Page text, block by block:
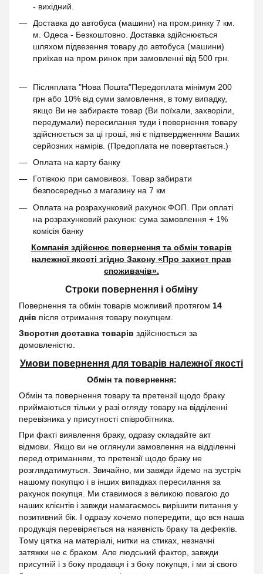
- вихідний.
Доставка до автобуса (машини) на пром.ринку 7 км.
м. Одеса - Безкоштовно. Доставка здійснюється
шляхом підвезення товару до автобуса (машини)
приїхав на пром.ринок при замовленні від 500 грн.
Післяплата "Нова Пошта"Передоплата мінімум 200
грн або 10% від суми замовлення, в тому випадку,
якщо Ви не забираєте товар (Ви поїхали, захворіли,
передумали) пересилання туди і повернення товару
здійснюється за ці гроші, які є підтвердженням Ваших
серйозних намірів. (Предоплата не повертається.)
Оплата на карту банку
Готівкою при самовивозі. Товар забирати
безпосередньо з магазину на 7 км
Оплата на розрахунковий рахунок ФОП. При оплаті
на розрахунковий рахунок: сума замовлення + 1%
комісія банку
Компанія здійснює повернення та обмін товарів
належної якості згідно Закону «Про захист прав
споживачів».
Строки повернення і обміну
Повернення та обмін товарів можливий протягом 14
днів після отримання товару покупцем.
Зворотня доставка товарів здійснюється за
домовленістю.
Умови повернення для товарів належної якості
Обмін та повернення:
Обмін та повернення товару та претензії щодо браку
приймаються тільки у разі огляду товару на відділенні
перевізника у присутності співробітника.
При факті виявлення браку, одразу складайте акт
відмови. Якщо ви не оглянули замовлення на відділенні
перед отриманням, то претензії щодо браку не
розглядатимуться. Звичайно, ми завжди йдемо на зустріч
нашому покупцю і в інших випадках пересилання за
рахунок покупця. Ми ставимося з великою повагою до
наших клієнтів і завжди намагаємось вирішити питання у
позитивний бік. І одразу хочемо попередити, що вся наша
продукція перевіряється на наявність браку та дефектів.
Тому цятка на матеріалі, нитки на стиках, незначні
затяжки не є браком. Але людський фактор, завжди
присутній і з боку продавця і з боку покупця, і ми зі свого